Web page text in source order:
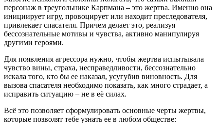
персонаж в треугольнике Карпмана – это жертва. Именно она
инициирует игру, провоцирует или находит преследователя,
привлекает спасателя. Причем делает это, реализуя
бессознательные мотивы и чувства, активно манипулируя
другими героями.
Для появления агрессора нужно, чтобы жертва испытывала
чувство вины, страха, несправедливости, бессознательно
искала того, кто бы ее наказал, усугубив виновность. Для
вызова спасателя необходимо показать, как много страдает, а
исправить ситуацию – не в её силах.
Всё это позволяет сформулировать основные черты жертвы,
которые позволят тебе узнать ее в любом обществе: